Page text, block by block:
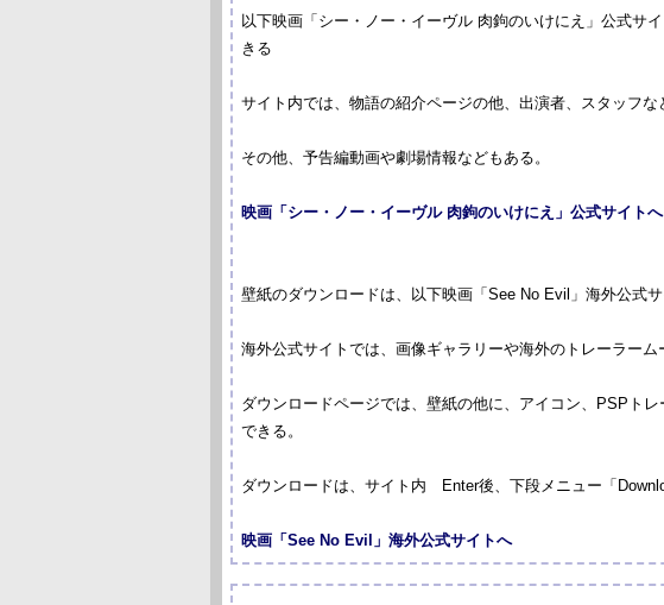
以下映画「シー・ノー・イーヴル 肉鉤のいけにえ」公式サ
きる
サイト内では、物語の紹介ページの他、出演者、スタッフな
その他、予告編動画や劇場情報などもある。
映画「シー・ノー・イーヴル 肉鉤のいけにえ」公式サイトへ
壁紙のダウンロードは、以下映画「See No Evil」海外公式
海外公式サイトでは、画像ギャラリーや海外のトレーラーム
ダウンロードページでは、壁紙の他に、アイコン、PSPト
できる。
ダウンロードは、サイト内 Enter後、下段メニュー「
映画「See No Evil」海外公式サイトへ